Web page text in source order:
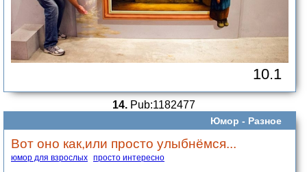
10.1
14.Pub:1182477
Юмор - Разное
Вот оно как,или просто улыбнёмся...
юмор для взрослых просто интересно